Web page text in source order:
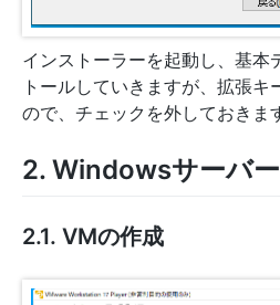
インストーラーを起動し、基本
トールしていきますが、拡張
ので、チェックを外しておきま
2. Windowsサーバ
2.1. VMの作成